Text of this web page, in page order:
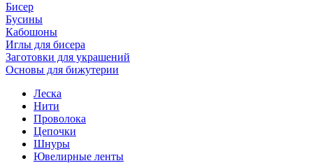
Бисер
Бусины
Кабошоны
Иглы для бисера
Заготовки для украшений
Основы для бижутерии
Леска
Нити
Проволока
Цепочки
Шнуры
Ювелирные ленты